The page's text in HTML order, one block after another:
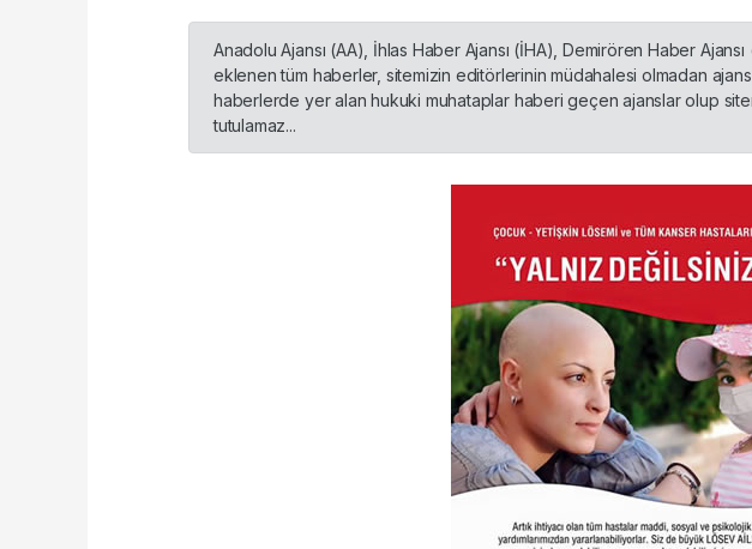
Anadolu Ajansı (AA), İhlas Haber Ajansı (İHA), Demirören Haber
eklenen tüm haberler, sitemizin editörlerinin müdahalesi olmadan
haberlerde yer alan hukuki muhataplar haberi geçen ajanslar olup
tutulamaz...